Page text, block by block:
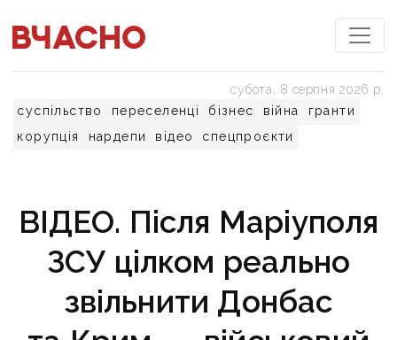
суспільство переселенці бізнес війна
гранти
корупція
нардепи відео спецпроєкти
субота, 8 серпня 2026 р.
ВІДЕО. Після Маріуполя
ЗСУ цілком реально
звільнити Донбас